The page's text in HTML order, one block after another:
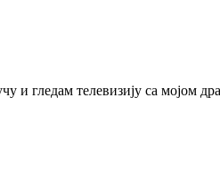
гледам телевизију са мојом